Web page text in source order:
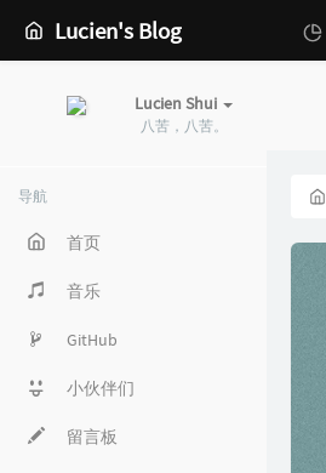
Lucien's Blog
Lucien Shui
八苦，八苦。
导航
首页
音乐
GitHub
小伙伴们
留言板